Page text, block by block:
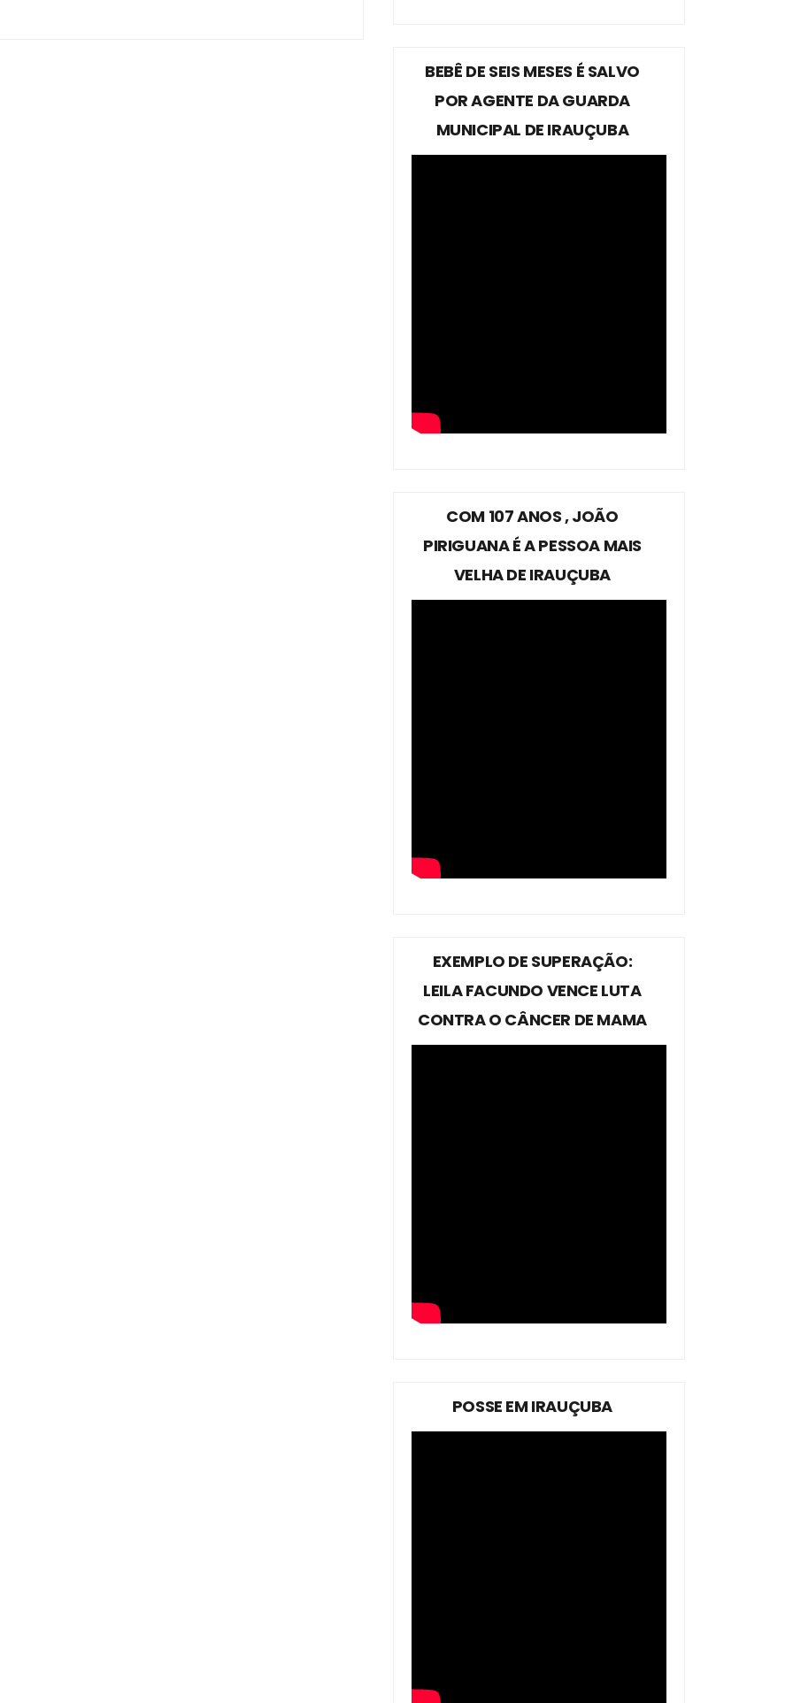
BEBÊ DE SEIS MESES É SALVO
POR AGENTE DA GUARDA
MUNICIPAL DE IRAUÇUBA
COM 107 ANOS , JOÃO
PIRIGUANA É A PESSOA MAIS
VELHA DE IRAUÇUBA
EXEMPLO DE SUPERAÇÃO:
LEILA FACUNDO VENCE LUTA
CONTRA O CÂNCER DE MAMA
POSSE EM IRAUÇUBA